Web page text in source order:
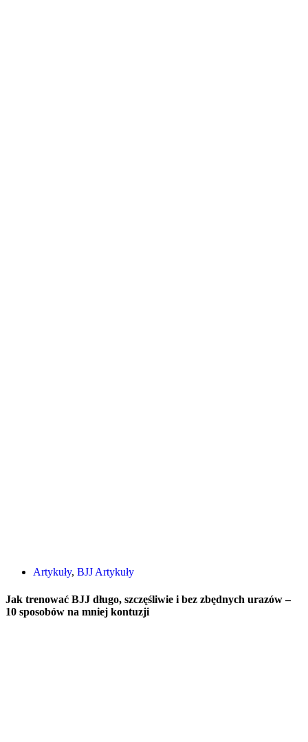
Artykuły, BJJ Artykuły
Jak trenować BJJ długo, szczęśliwie i bez zbędnych urazów –
10 sposobów na mniej kontuzji